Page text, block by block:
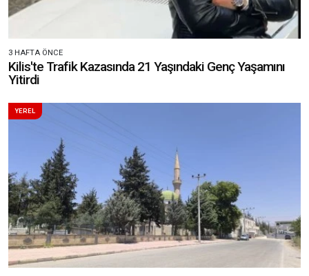
3 HAFTA ÖNCE
Kilis'te Trafik Kazasında 21 Yaşındaki Genç Yaşamını
Yitirdi
YEREL